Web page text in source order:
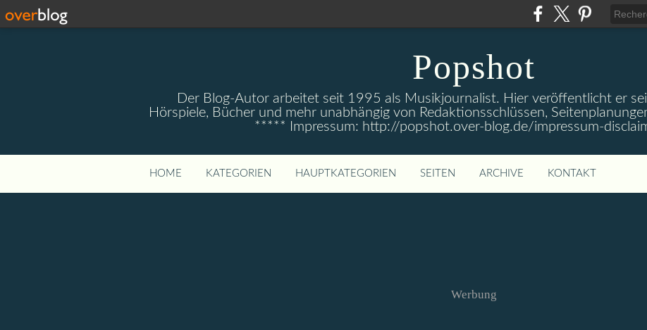
Popshot
Der Blog-Autor arbeitet seit 1995 als Musikjournalist. Hier veröffentlicht er
Hörspiele, Bücher und mehr unabhängig von Redaktionsschlüssen,
***** Impressum: http://popshot.over-blog.de/impressum-
HOME KATEGORIEN HAUPTKATEGORIEN SEITEN ARCHIVE KONTAKT
Werbung